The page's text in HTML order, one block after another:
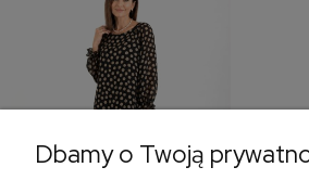
Dbamy o Twoją